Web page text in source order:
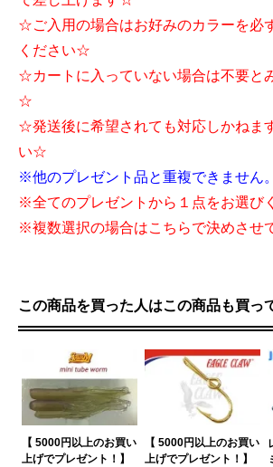
☆ご入用の場合はお好みのカラーを必
ください☆
☆カートに入っていない場合は不要と
☆
☆発送後に希望されても対応しかねま
い☆
※他のプレゼント品と重複できません。
※全てのプレゼントから１点をお選び
※複数選択の場合はこちらで決めさせ
この商品を買った人はこの商品も買っ
【 5000円以上のお買い
上げでプレゼント！】
【 5000円以上のお買い
上げでプレゼント！】